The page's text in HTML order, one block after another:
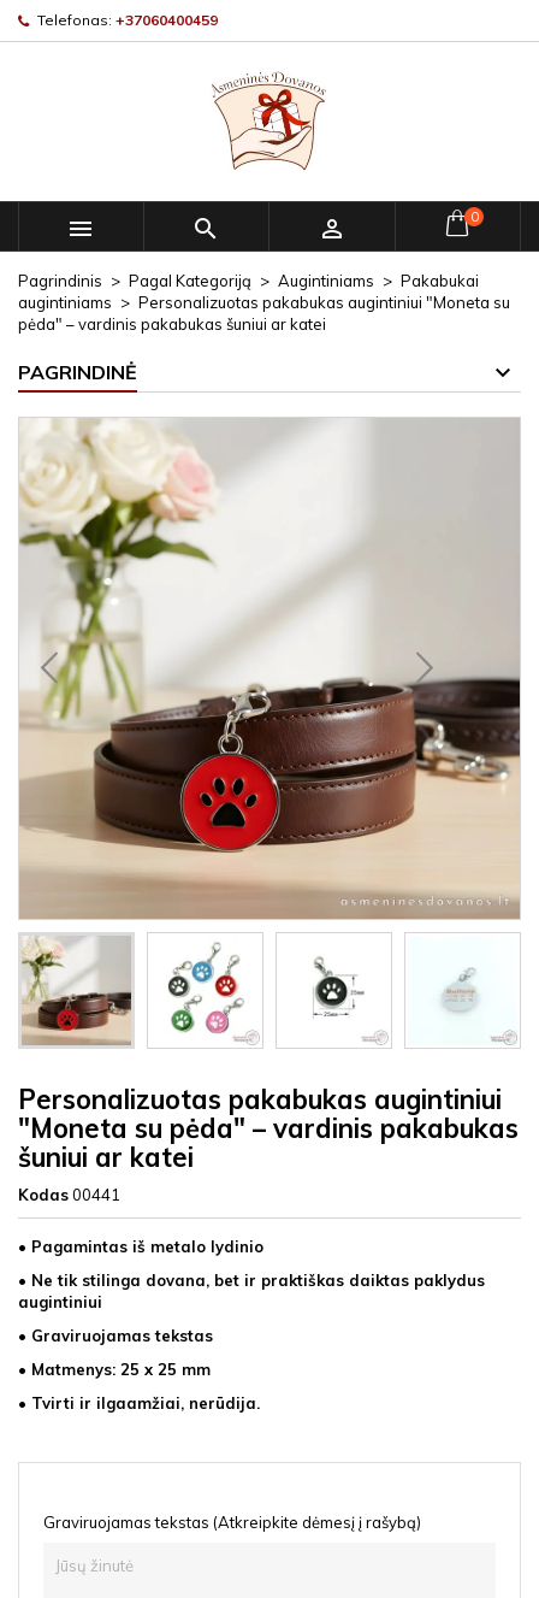
Telefonas: +37060400459
   0
Pagrindinis Pagal Kategoriją Augintiniams
Pakabukai
augintiniams
Personalizuotas pakabukas augintiniui "Moneta su
pėda" – vardinis pakabukas šuniui ar katei
PAGRINDINĖ
Personalizuotas pakabukas augintiniui
"Moneta su pėda" – vardinis pakabukas
šuniui ar katei
Kodas00441
• Pagamintas iš metalo lydinio
• Ne tik stilinga dovana, bet ir praktiškas daiktas paklydus
augintiniui
• Graviruojamas tekstas
• Matmenys: 25 x 25 mm
• Tvirti ir ilgaamžiai, nerūdija.
Graviruojamas tekstas (Atkreipkite dėmesį į rašybą)